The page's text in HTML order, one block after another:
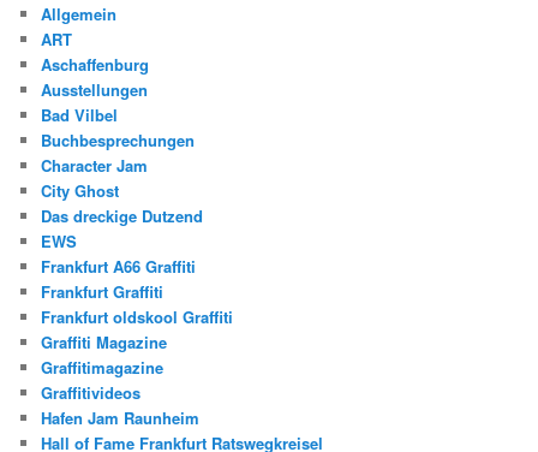
Allgemein
ART
Aschaffenburg
Ausstellungen
Bad Vilbel
Buchbesprechungen
Character Jam
City Ghost
Das dreckige Dutzend
EWS
Frankfurt A66 Graffiti
Frankfurt Graffiti
Frankfurt oldskool Graffiti
Graffiti Magazine
Graffitimagazine
Graffitivideos
Hafen Jam Raunheim
Hall of Fame Frankfurt Ratswegkreisel